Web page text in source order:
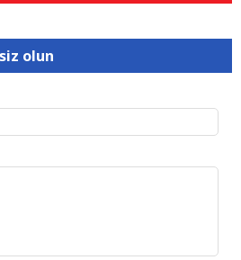
olun